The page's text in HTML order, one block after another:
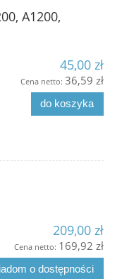
A1200,
45,00 zł
Cena netto: 36,59 zł
do koszyka
209,00 zł
Cena netto: 169,92 zł
o dostępności